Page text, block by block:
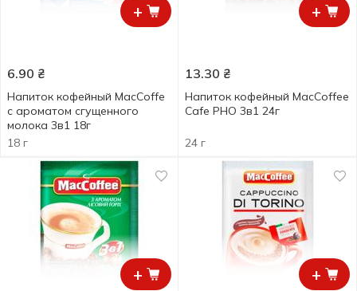
+
6.90 ₴
Напиток кофейный MacCoffe
с ароматом сгущенного
молока 3в1 18г
18 г
+
13.30 ₴
Напиток кофейный МасCoffee
Cafe PHO 3в1 24г
24 г
+ +